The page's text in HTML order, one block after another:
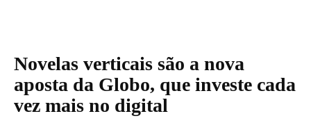
Novelas verticais são a nova
aposta da Globo, que investe cada
vez mais no digital